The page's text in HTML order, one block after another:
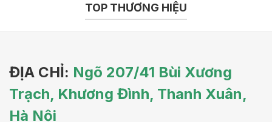
TOP THƯƠNG HIỆU
ĐỊA CHỈ: Ngõ 207/41 Bùi Xương
Trạch, Khương Đình, Thanh Xuân,
Hà Nội